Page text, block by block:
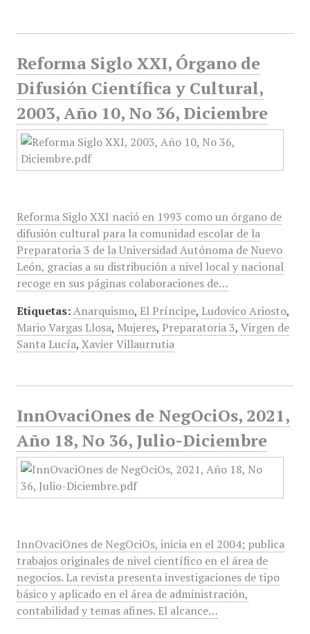
Reforma Siglo XXI, Órgano de
Difusión Científica y Cultural,
2003, Año 10, No 36, Diciembre
Reforma Siglo XXI nació en 1993 como un órgano de
difusión cultural para la comunidad escolar de la
Preparatoria 3 de la Universidad Autónoma de Nuevo
León, gracias a su distribución a nivel local y nacional
recoge en sus páginas colaboraciones de…
Etiquetas: Anarquismo, El Príncipe, Ludovico Ariosto,
Mario Vargas Llosa, Mujeres, Preparatoria 3, Virgen de
Santa Lucía, Xavier Villaurrutia
InnOvaciOnes de NegOciOs, 2021,
Año 18, No 36, Julio-Diciembre
InnOvaciOnes de NegOciOs, inicia en el 2004; publica
trabajos originales de nivel científico en el área de
negocios. La revista presenta investigaciones de tipo
básico y aplicado en el área de administración,
contabilidad y temas afines. El alcance…